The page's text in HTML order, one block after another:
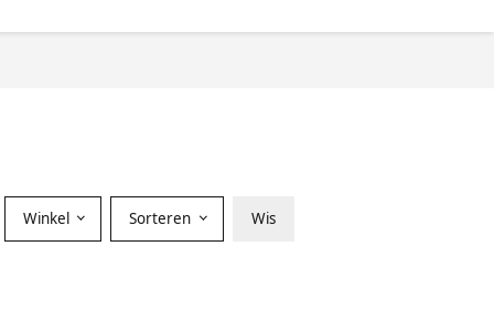
Winkel Sorteren Wis